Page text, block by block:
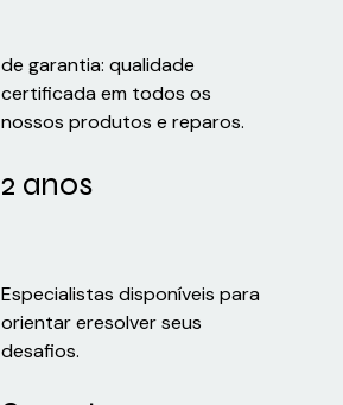
de garantia: qualidade
certificada em todos os
nossos produtos e reparos.
2 anos
Especialistas disponíveis para
orientar eresolver seus
desafios.